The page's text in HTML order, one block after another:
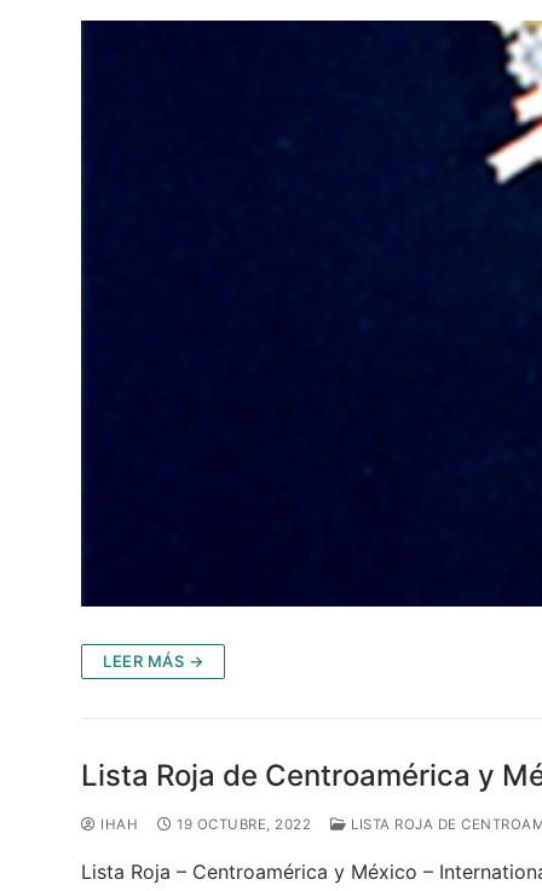
LEER MÁS →
Lista Roja de Centroamérica y
IHAH 19 OCTUBRE, 2022 LISTA ROJA DE
Lista Roja – Centroamérica y México –